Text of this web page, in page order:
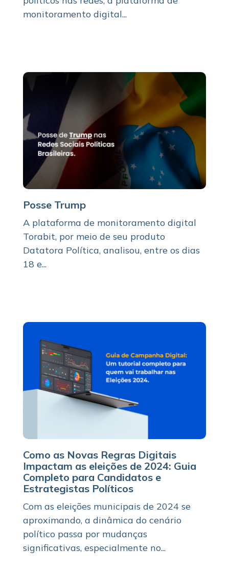
monitoramento digital...
Posse Trump
A plataforma de monitoramento digital
Torabit, por meio de seu produto
Datatora Política, analisou, entre os dias
18 e...
Como as Novas Regras Digitais
Impactam as eleições de 2024: Guia
Completo para Candidatos e
Estrategistas Políticos
Com as eleições municipais de 2024 se
aproximando, a dinâmica do cenário
político passa por mudanças
significativas, especialmente no...